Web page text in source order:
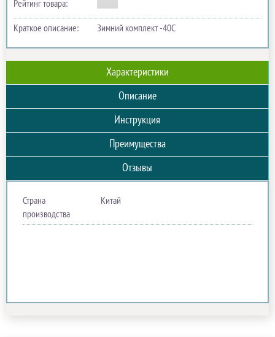
Рейтинг товара:
Краткое описание: Зимний комплект -40С
Характеристики
Описание
Инструкция
Преимущества
Отзывы
Страна
производства
Китай